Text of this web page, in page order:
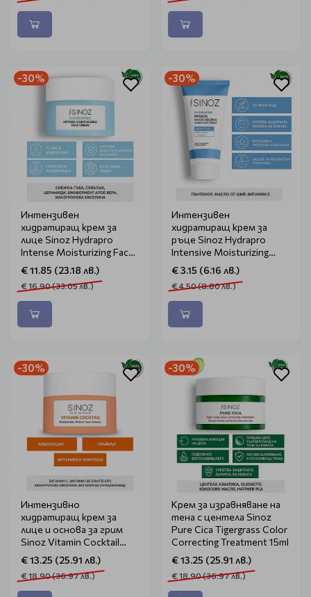
-30%
Интензивен
хидратиращ крем за
лице Sinoz Hydrapro
Intense Moisturizing Face
Cream 50ml
€ 11.85 (23.18 лв.)
€ 16.90 (33.05 лв.)
-30%
Интензивен
хидратиращ крем за
ръце Sinoz Hydrapro
Intensive Moisturizing
Hand Cream 50ml
€ 3.15 (6.16 лв.)
€ 4.50 (8.80 лв.)
-30%
Интензивно
хидратиращ крем за
лице и основа за грим
Sinoz Vitamin Cocktail
Infused Cream Primer 50ml
€ 13.25 (25.91 лв.)
€ 18.90 (36.97 лв.)
-30%
Крем за изравняване на
тена с центела Sinoz
Pure Cica Tigergrass Color
Correcting Treatment 15ml
€ 13.25 (25.91 лв.)
€ 18.90 (36.97 лв.)